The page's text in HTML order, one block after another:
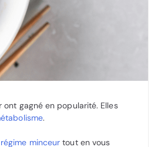
gagné en popularité. Elles
.
minceur tout en vous